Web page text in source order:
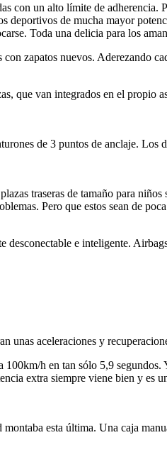
un alto límite de
deportivos de mucha mayor
Toda una delicia para los
zapatos nuevos. Aderezando
que van integrados en el propio
de 3 puntos de anclaje.
traseras de tamaño para
Pero que estos sean de
e inteligente.
unas aceleraciones y
h en tan sólo 5,9
extra siempre viene bien y es
esta última. Una caja